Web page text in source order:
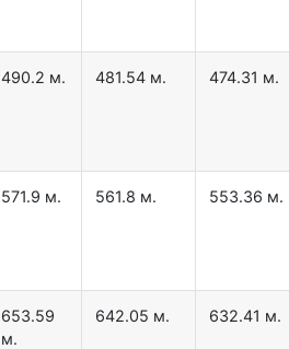
490.2 м. 481.54 м. 474.31 м.
571.9 м. 561.8 м. 553.36 м.
653.59
м.
642.05 м. 632.41 м.